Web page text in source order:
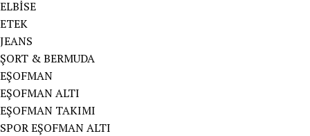
ELBİSE
ETEK
JEANS
ŞORT & BERMUDA
EŞOFMAN
EŞOFMAN ALTI
EŞOFMAN TAKIMI
SPOR EŞOFMAN ALTI